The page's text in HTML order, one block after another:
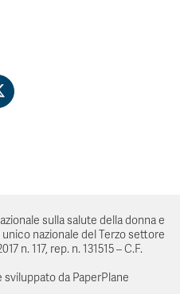
sulla salute della donna e
nazionale del Terzo settore
n. 117, rep. n. 131515 – C.F.
da PaperPlane